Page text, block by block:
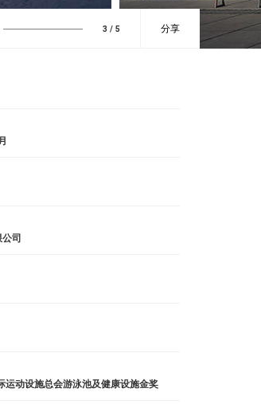
3 / 5 分享
司
运动设施总会游泳池及健康设施金奖